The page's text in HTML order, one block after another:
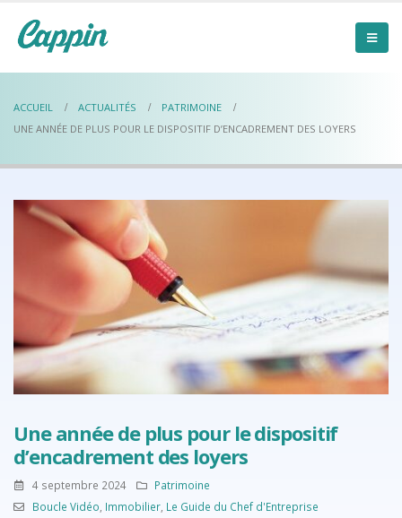
ACCUEIL ACTUALITÉS
PATRIMOINE
UNE ANNÉE DE PLUS POUR LE DISPOSITIF D’ENCADREMENT DES LOYERS
Une année de plus pour le dispositif
d’encadrement des loyers
4 septembre 2024
Patrimoine
Boucle Vidéo Immobilier, Le Guide du Chef d'Entreprise